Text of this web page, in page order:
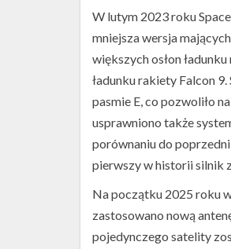
W lutym 2023 roku
mniejsza wersja
większych osłon
ładunku rakiety Falcon
pasmie E, co pozwoliło
usprawniono także
porównaniu do
pierwszy w historii silnik
Na początku 2025 roku
zastosowano nową
pojedynczego satelity